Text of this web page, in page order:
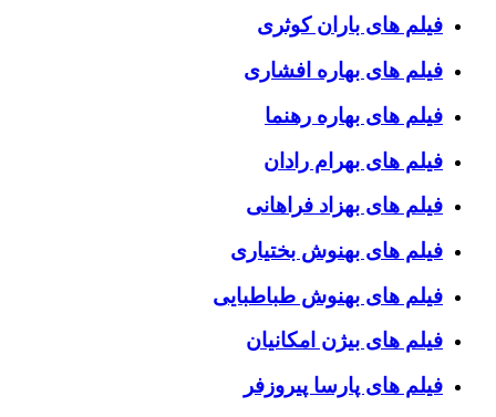
فیلم های باران کوثری
فیلم های بهاره افشاری
فیلم های بهاره رهنما
فیلم های بهرام رادان
فیلم های بهزاد فراهانی
فیلم های بهنوش بختیاری
فیلم های بهنوش طباطبایی
فیلم های بیژن امکانیان
فیلم های پارسا پیروزفر